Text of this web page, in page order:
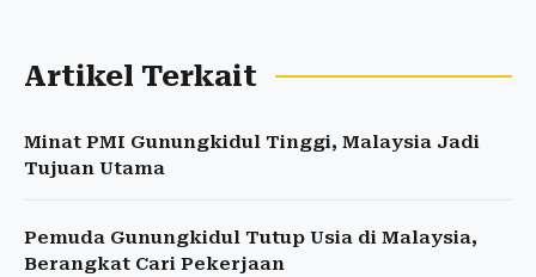
Artikel Terkait
Minat PMI Gunungkidul Tinggi, Malaysia Jadi
Tujuan Utama
Pemuda Gunungkidul Tutup Usia di Malaysia,
Berangkat Cari Pekerjaan